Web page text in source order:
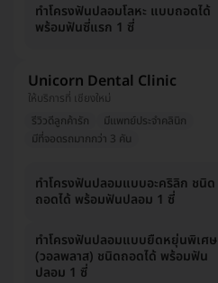
ทำโครงฟันปลอมโลหะ แบบถอดได้
พร้อมฟันซี่แรก 1 ซี่
Unicorn Dental Clinic
ให้บริการที่ เชียงใหม่
รีวิวดีลูกค้ารัก
มีแพทย์ประจำคลินิก
มีที่จอดรถมากกว่า 3 คัน
ทำโครงฟันปลอมแบบอะคริลิก ชนิด
ถอดได้ พร้อมฟันปลอม 1 ซี่
ทำโครงฟันปลอมแบบยืดหยุ่นพิเศษ
(วอลพลาส) ชนิดถอดได้ พร้อมฟัน
ปลอม 1 ซี่